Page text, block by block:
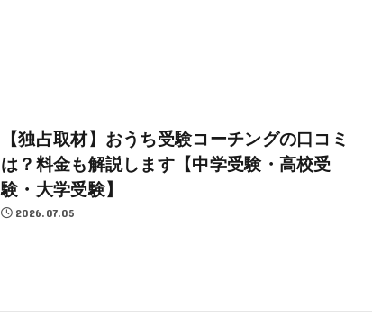
【独占取材】おうち受験コーチングの口コミ
は？料金も解説します【中学受験・高校受
験・大学受験】
2026.07.05